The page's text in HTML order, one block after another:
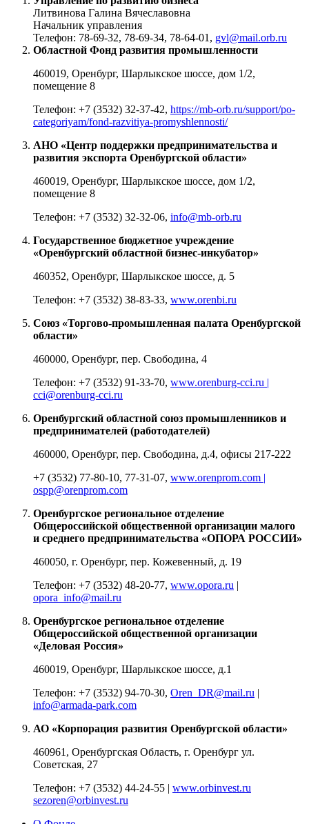
Литвинова Галина Вячеславовна
Начальник управления
Телефон: 78-69-32, 78-69-34, 78-64-01, gvl@mail.orb.ru
Областной Фонд развития промышленности
460019, Оренбург, Шарлыкское шоссе, дом 1/2,
помещение 8
Телефон: +7 (3532) 32-37-42, https://mb-orb.ru/support/po-
categoriyam/fond-razvitiya-promyshlennosti/
АНО «Центр поддержки предпринимательства и
развития экспорта Оренбургской области»
460019, Оренбург, Шарлыкское шоссе, дом 1/2,
помещение 8
Телефон: +7 (3532) 32-32-06, info@mb-orb.ru
Государственное бюджетное учреждение
«Оренбургский областной бизнес-инкубатор»
460352, Оренбург, Шарлыкское шоссе, д. 5
Телефон: +7 (3532) 38-83-33, www.orenbi.ru
Союз «Торгово-промышленная палата Оренбургской
области»
460000, Оренбург, пер. Свободина, 4
Телефон: +7 (3532) 91-33-70, www.orenburg-cci.ru |
cci@orenburg-cci.ru
Оренбургский областной союз промышленников и
предпринимателей (работодателей)
460000, Оренбург, пер. Свободина, д.4, офисы 217-222
+7 (3532) 77-80-10, 77-31-07, www.orenprom.com |
ospp@orenprom.com
Оренбургское региональное отделение
Общероссийской общественной организации малого
и среднего предпринимательства «ОПОРА РОССИИ»
460050, г. Оренбург, пер. Кожевенный, д. 19
Телефон: +7 (3532) 48-20-77, www.opora.ru |
opora_info@mail.ru
Оренбургское региональное отделение
Общероссийской общественной организации
«Деловая Россия»
460019, Оренбург, Шарлыкское шоссе, д.1
Телефон: +7 (3532) 94-70-30, Oren_DR@mail.ru |
info@armada-park.com
АО «Корпорация развития Оренбургской области»
460961, Оренбургская Область, г. Оренбург ул.
Советская, 27
Телефон: +7 (3532) 44-24-55 | www.orbinvest.ru
sezoren@orbinvest.ru